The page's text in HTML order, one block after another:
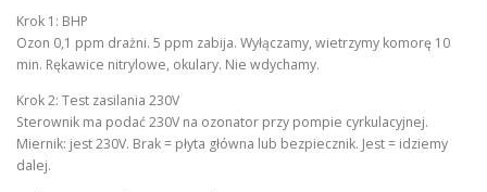
Krok 1: BHP
Ozon 0,1 ppm drażni. 5 ppm zabija. Wyłączamy, wietrzymy komorę 10
min. Rękawice nitrylowe, okulary. Nie wdychamy.
Krok 2: Test zasilania 230V
Sterownik ma podać 230V na ozonator przy pompie cyrkulacyjnej.
Miernik: jest 230V. Brak = płyta główna lub bezpiecznik. Jest = idziemy
dalej.